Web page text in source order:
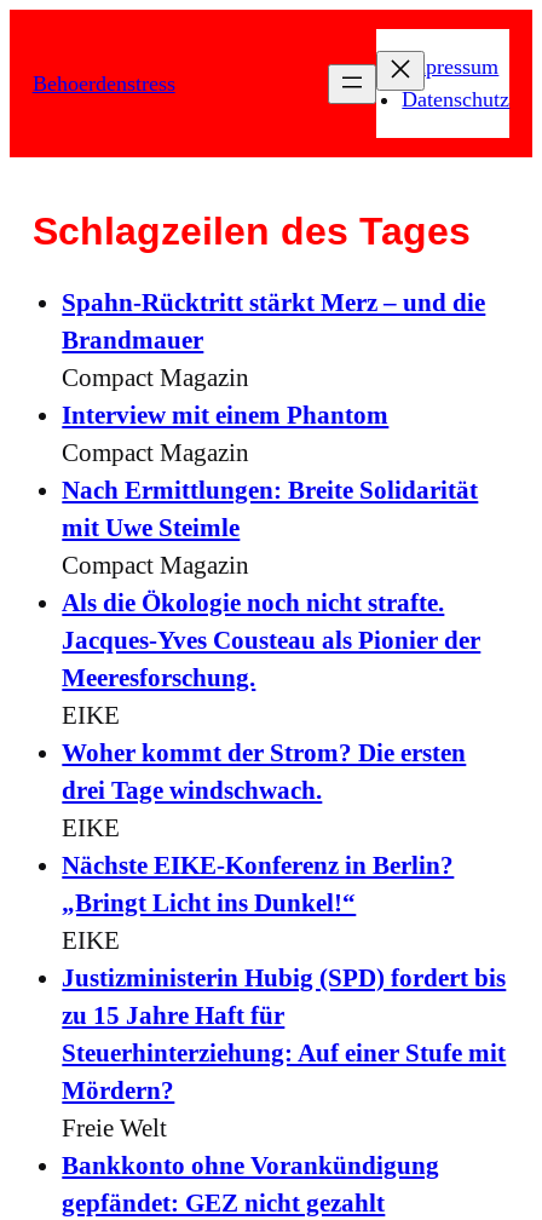
springen
Behoerdenstress
Impressum
Datenschutz
Schlagzeilen des Tages
Spahn-Rücktritt stärkt Merz – und die
Brandmauer
Compact Magazin
Interview mit einem Phantom
Compact Magazin
Nach Ermittlungen: Breite Solidarität
mit Uwe Steimle
Compact Magazin
Als die Ökologie noch nicht strafte.
Jacques-Yves Cousteau als Pionier der
Meeresforschung.
EIKE
Woher kommt der Strom? Die ersten
drei Tage windschwach.
EIKE
Nächste EIKE-Konferenz in Berlin?
„Bringt Licht ins Dunkel!“
EIKE
Justizministerin Hubig (SPD) fordert bis
zu 15 Jahre Haft für
Steuerhinterziehung: Auf einer Stufe mit
Mördern?
Freie Welt
Bankkonto ohne Vorankündigung
gepfändet: GEZ nicht gezahlt